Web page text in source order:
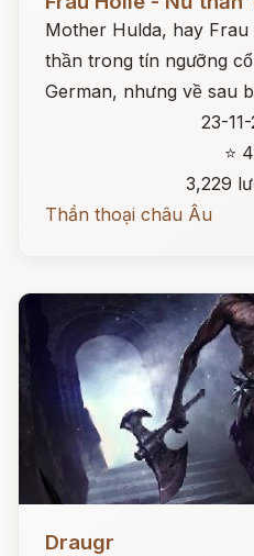
Mother Hulda, hay
thần trong tín ngưỡng
German, nhưng về sau
23-
⭐
3,229
Thần thoại châu Âu
Draugr